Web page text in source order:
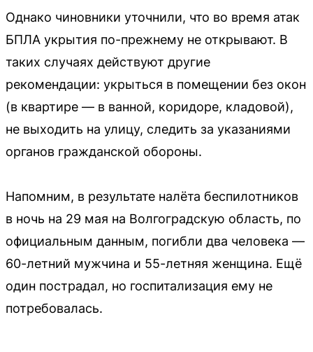
Однако чиновники уточнили, что во время атак
БПЛА укрытия по-прежнему не открывают. В
таких случаях действуют другие
рекомендации: укрыться в помещении без окон
(в квартире — в ванной, коридоре, кладовой),
не выходить на улицу, следить за указаниями
органов гражданской обороны.
Напомним, в результате налёта беспилотников
в ночь на 29 мая на Волгоградскую область, по
официальным данным, погибли два человека —
60-летний мужчина и 55-летняя женщина. Ещё
один пострадал, но госпитализация ему не
потребовалась.